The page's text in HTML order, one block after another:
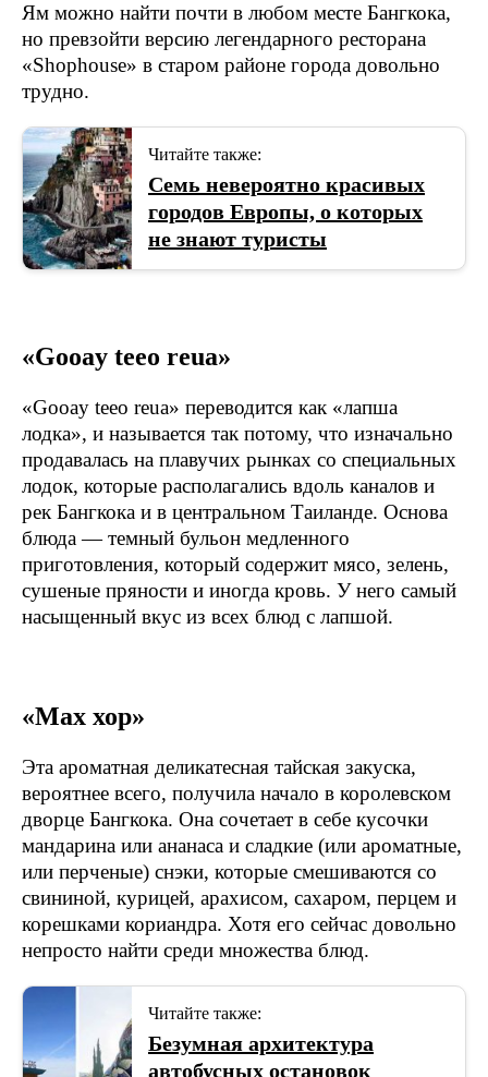
Ям можно найти почти в любом месте Бангкока,
но превзойти версию легендарного ресторана
«Shophouse» в старом районе города довольно
трудно.
Читайте также:
Семь невероятно красивых
городов Европы, о которых
не знают туристы
«Gooay teeo reua»
«Gooay teeo reua» переводится как «лапша
лодка», и называется так потому, что изначально
продавалась на плавучих рынках со специальных
лодок, которые располагались вдоль каналов и
рек Бангкока и в центральном Таиланде. Основа
блюда — темный бульон медленного
приготовления, который содержит мясо, зелень,
сушеные пряности и иногда кровь. У него самый
насыщенный вкус из всех блюд с лапшой.
«Мах хор»
Эта ароматная деликатесная тайская закуска,
вероятнее всего, получила начало в королевском
дворце Бангкока. Она сочетает в себе кусочки
мандарина или ананаса и сладкие (или ароматные,
или перченые) снэки, которые смешиваются со
свининой, курицей, арахисом, сахаром, перцем и
корешками кориандра. Хотя его сейчас довольно
непросто найти среди множества блюд.
Читайте также:
Безумная архитектура
автобусных остановок